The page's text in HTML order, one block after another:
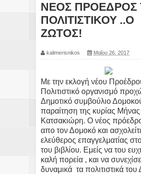
ΝΕΟΣ ΠΡΟΕΔΡΟΣ
ΠΟΛΙΤΙΣΤΙΚΟΥ ..Ο
ΖΩΤΟΣ!
kalimerisnikos Μαΐου 26, 2017
Με την εκλογή νέου
Πολιτιστικό οργανισμό
Δημοτικό συμβούλιο
παραίτηση της κυρίας Μήνας
Κατσακιώρη. Ο νέος
απο τον Δομοκό και
ελεύθερος επαγγελματίας
του βιβλίου. Εμείς να του
καλή πορεία , και να
δυναμικά τα πολιτιστικά